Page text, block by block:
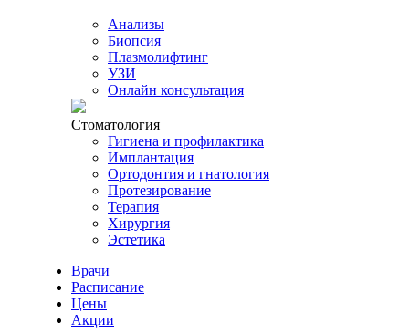
Анализы
Биопсия
Плазмолифтинг
УЗИ
Онлайн консультация
Стоматология
Гигиена и профилактика
Имплантация
Ортодонтия и гнатология
Протезирование
Терапия
Хирургия
Эстетика
Врачи
Расписание
Цены
Акции